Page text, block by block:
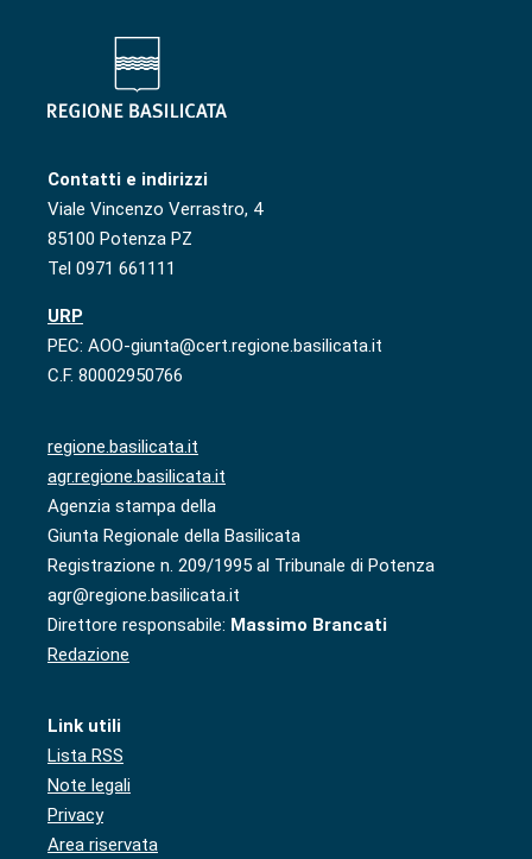
Contatti e indirizzi
Viale Vincenzo Verrastro, 4
85100 Potenza PZ
Tel 0971 661111
URP
PEC: AOO-giunta@cert.regione.basilicata.it
C.F. 80002950766
regione.basilicata.it
agr.regione.basilicata.it
Agenzia stampa della
Giunta Regionale della Basilicata
Registrazione n. 209/1995 al Tribunale di Potenza
agr@regione.basilicata.it
Direttore responsabile: Massimo Brancati
Redazione
Link utili
Lista RSS
Note legali
Privacy
Area riservata